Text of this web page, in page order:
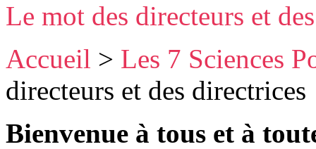
Le mot des directeurs et
Accueil > Les 7 Sciences
directeurs et des directrices
Bienvenue à tous et à